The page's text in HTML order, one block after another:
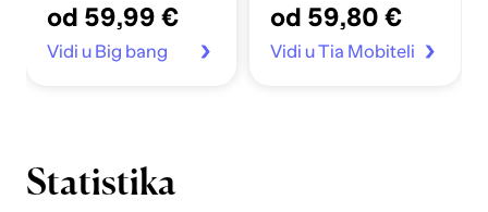
od 59,99 €
Vidi u Big bang
od 59,80 €
Vidi u Tia Mobiteli
Statistika